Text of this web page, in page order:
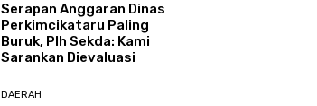
Serapan Anggaran Dinas
Perkimcikataru Paling
Buruk, Plh Sekda: Kami
Sarankan Dievaluasi
DAERAH